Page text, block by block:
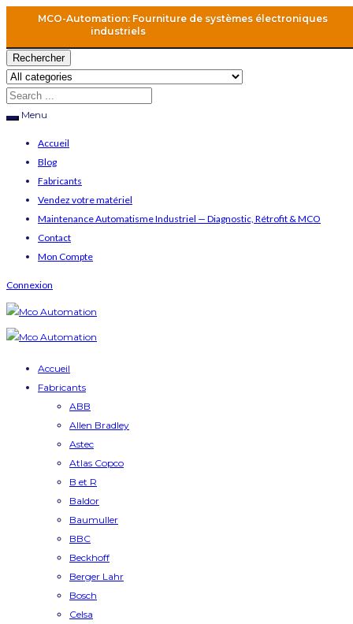
MCO-Automation: Fourniture de systèmes électroniques
industriels
Rechercher
Menu
Accueil
Blog
Fabricants
Vendez votre matériel
Maintenance Automatisme Industriel — Diagnostic, Rétrofit & MCO
Contact
Mon Compte
Connexion
Accueil
Fabricants
ABB
Allen Bradley
Astec
Atlas Copco
B et R
Baldor
Baumuller
BBC
Beckhoff
Berger Lahr
Bosch
Celsa